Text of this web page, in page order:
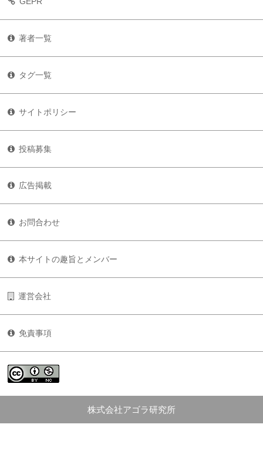
著者一覧
タグ一覧
サイトポリシー
投稿募集
広告掲載
お問合わせ
本サイトの趣旨とメンバー
運営会社
免責事項
株式会社アゴラ研究所